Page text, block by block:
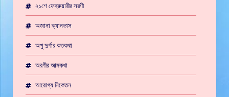
২১শে ফেব্রুয়ারীর সরণী
অজানা ক্যানভাস
অপু দুর্গার কতকথা
অরণীর আত্মকথা
আরোগ্য নিকেতন